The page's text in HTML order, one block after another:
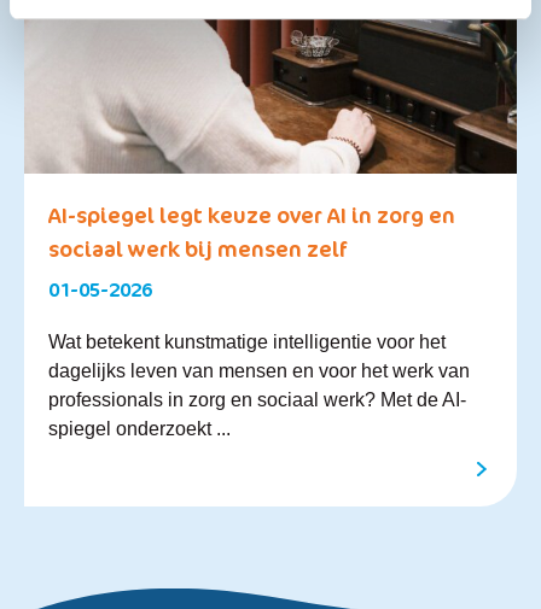
AI-spiegel legt keuze over AI in zorg en
sociaal werk bij mensen zelf
01-05-2026
Wat betekent kunstmatige intelligentie voor het
dagelijks leven van mensen en voor het werk van
professionals in zorg en sociaal werk? Met de AI-
spiegel onderzoekt ...